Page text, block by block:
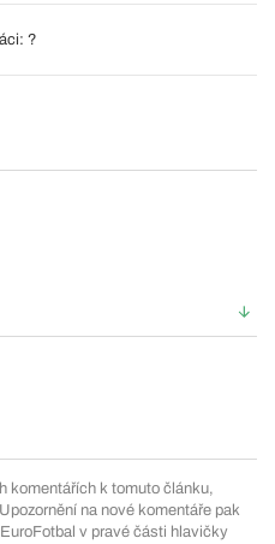
?
komentářích k tomuto článku,
na nové komentáře pak
v pravé části hlavičky